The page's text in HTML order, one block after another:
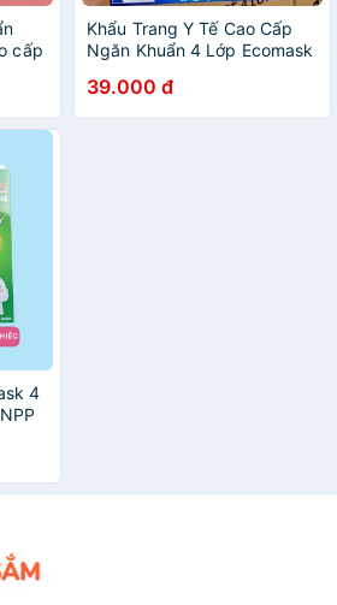
cấp
Khẩu Trang Y Tế Cao Cấp
Ngăn Khuẩn 4 Lớp Ecomask
39.000 đ
4